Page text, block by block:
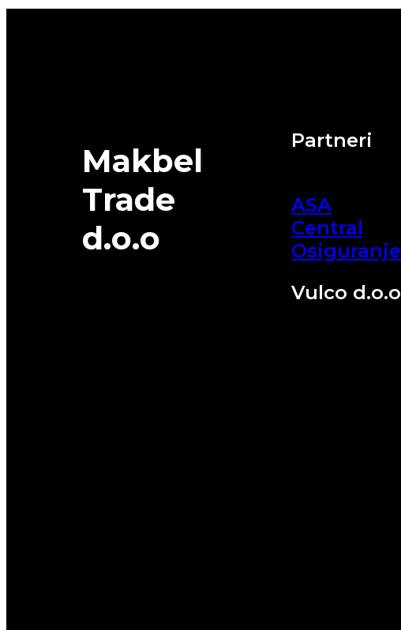
Makbel
Trade
d.o.o
Partneri
ASA
Central
Osiguranje
Vulco d.o.o